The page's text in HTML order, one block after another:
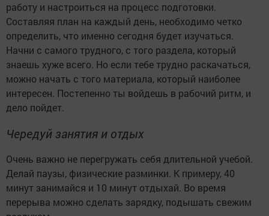
работу и настроиться на процесс подготовки.
Составляя план на каждый день, необходимо четко
определить, что именно сегодня будет изучаться.
Начни с самого трудного, с того раздела, который
знаешь хуже всего. Но если тебе трудно раскачаться,
можно начать с того материала, который наиболее
интересен. Постепенно ты войдешь в рабочий ритм, и
дело пойдет.
Чередуй занятия и отдых
Очень важно не перегружать себя длительной учебой.
Делай паузы, физические разминки. К примеру, 40
минут занимайся и 10 минут отдыхай. Во время
перерыва можно сделать зарядку, подышать свежим